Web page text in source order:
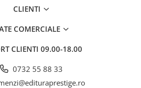
CLIENTI
COMERCIALE
CLIENTI 09.00-18.00
0732 55 88 33